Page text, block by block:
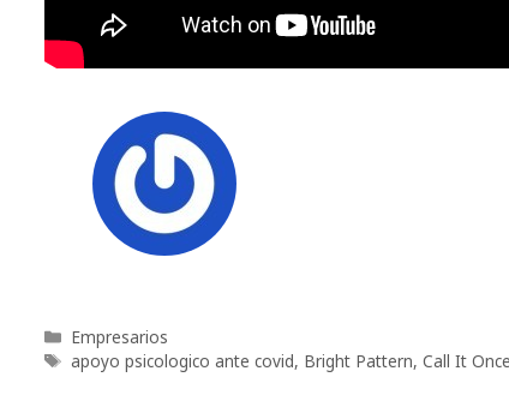
Categorías
Empresarios
Etiquetas
apoyo psicologico ante covid, Bright Pattern, Call It Once